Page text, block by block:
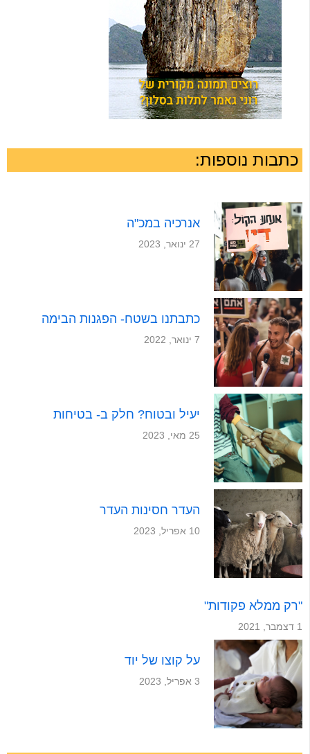
כתבות נוספות:
אנרכיה במכ"ה
27 ינואר, 2023
כתבתנו בשטח- הפגנות הבימה
7 ינואר, 2022
יעיל ובטוח? חלק ב- בטיחות
25 מאי, 2023
העדר חסינות העדר
10 אפריל, 2023
"רק ממלא פקודות"
1 דצמבר, 2021
על קוצו של יוד
3 אפריל, 2023